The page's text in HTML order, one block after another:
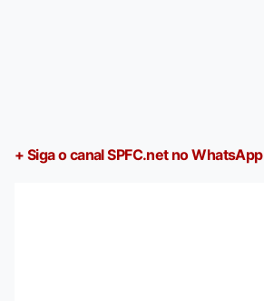
+ Siga o canal SPFC.net no WhatsApp